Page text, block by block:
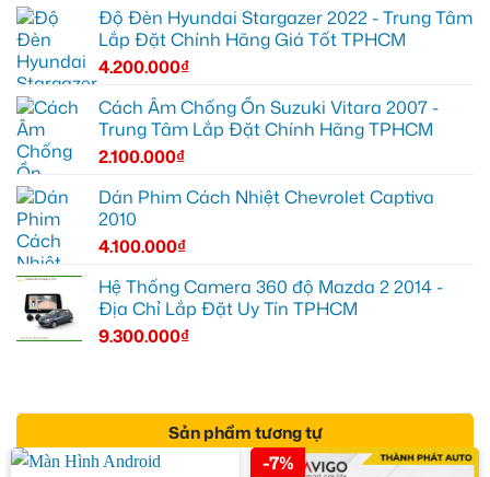
Độ Đèn Hyundai Stargazer 2022 - Trung Tâm
Lắp Đặt Chính Hãng Giá Tốt TPHCM
4.200.000₫
Cách Âm Chống Ồn Suzuki Vitara 2007 -
Trung Tâm Lắp Đặt Chính Hãng TPHCM
2.100.000₫
Dán Phim Cách Nhiệt Chevrolet Captiva
2010
4.100.000₫
Hệ Thống Camera 360 độ Mazda 2 2014 -
Địa Chỉ Lắp Đặt Uy Tín TPHCM
9.300.000₫
Sản phẩm tương tự
-7%